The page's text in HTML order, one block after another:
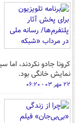
کرونا جادو نکردند،
نمایش خانگی بود.
۲۲ مهر ۰۳ - ۰۶:۲۰